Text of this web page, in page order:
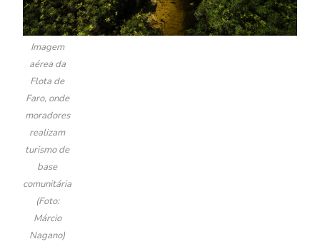
Imagem
aérea da
Flota de
Faro, onde
moradores
realizam
turismo de
base
comunitária
(Foto:
Márcio
Nagano)